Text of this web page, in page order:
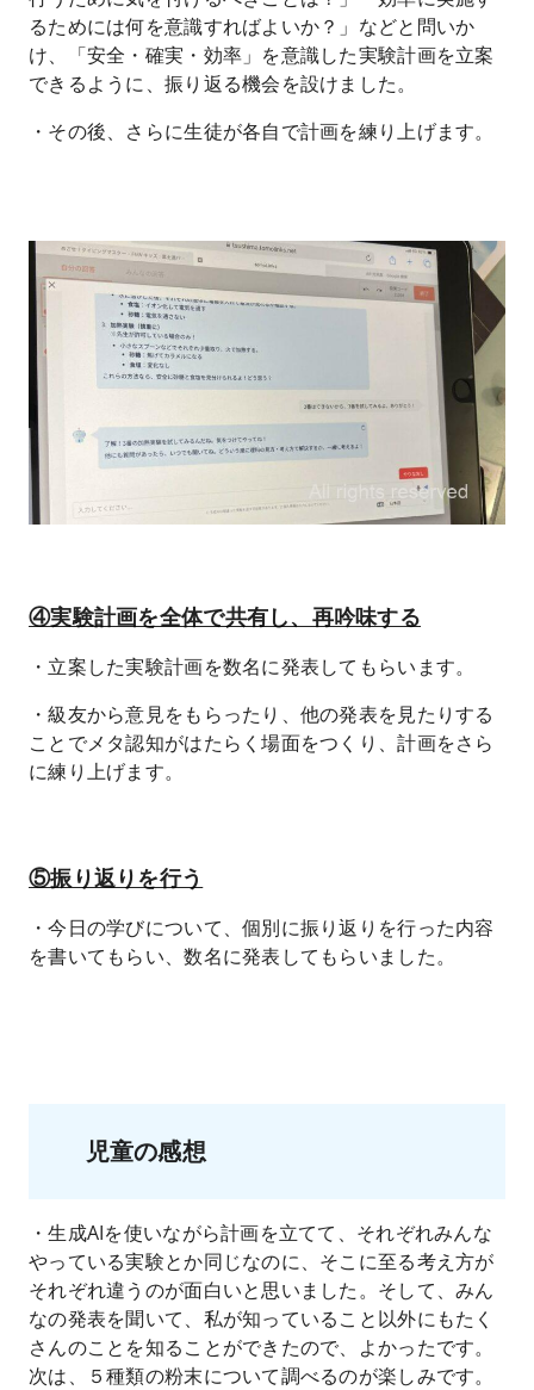
るためには何を意識すればよいか？」などと問いか
け、「安全・確実・効率」を意識した実験計画を立案
できるように、振り返る機会を設けました。
・その後、さらに生徒が各自で計画を練り上げます。
④実験計画を全体で共有し、再吟味する
・立案した実験計画を数名に発表してもらいます。
・級友から意見をもらったり、他の発表を見たりする
ことでメタ認知がはたらく場面をつくり、計画をさら
に練り上げます。
⑤振り返りを行う
・今日の学びについて、個別に振り返りを行った内容
を書いてもらい、数名に発表してもらいました。
児童の感想
・生成AIを使いながら計画を立てて、それぞれみんな
やっている実験とか同じなのに、そこに至る考え方が
それぞれ違うのが面白いと思いました。そして、みん
なの発表を聞いて、私が知っていること以外にもたく
さんのことを知ることができたので、よかったです。
次は、５種類の粉末について調べるのが楽しみです。